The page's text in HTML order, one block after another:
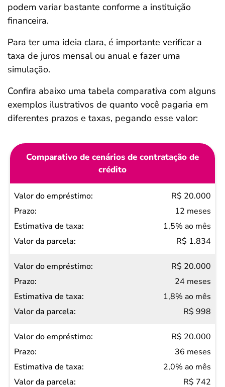
podem variar bastante conforme a instituição
financeira.
Para ter uma ideia clara, é importante verificar a
taxa de juros mensal ou anual e fazer uma
simulação.
Confira abaixo uma tabela comparativa com alguns
exemplos ilustrativos de quanto você pagaria em
diferentes prazos e taxas, pegando esse valor:
Comparativo de cenários de contratação de
crédito
Valor do
empréstimo
Prazo
Estimativa
Valor
da
parcela
R$ 20.000
12 meses
1,5% ao mês
R$ 1.834
R$ 20.000
24 meses
1,8% ao mês
R$ 998
R$ 20.000
36 meses
2,0% ao mês
R$ 742